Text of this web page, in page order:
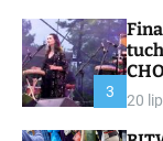
3
Finał 67
20